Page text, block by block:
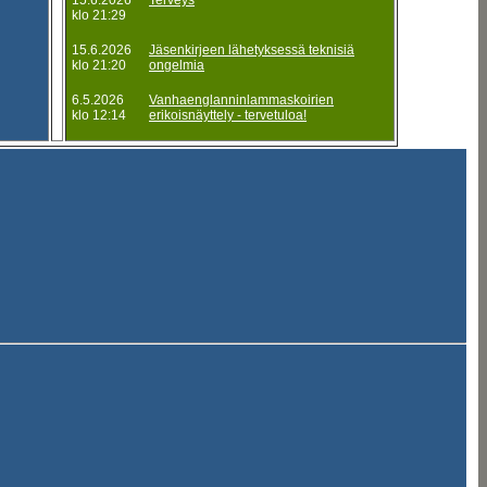
klo 21:29
15.6.2026
klo 21:20
Jäsenkirjeen lähetyksessä teknisiä
ongelmia
6.5.2026
klo 12:14
Vanhaenglanninlammaskoirien
erikoisnäyttely - tervetuloa!